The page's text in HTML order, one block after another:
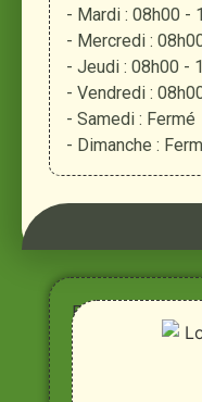
- Mardi : 08h00 -
- Mercredi :
- Jeudi : 08h00 -
- Vendredi :
- Samedi : Fermé
- Dimanche :
Entre
Rhône,
Alpilles
et